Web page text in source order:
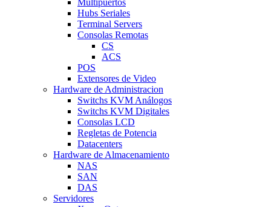
Multipuertos
Hubs Seriales
Terminal Servers
Consolas Remotas
CS
ACS
POS
Extensores de Video
Hardware de Administracion
Switchs KVM Análogos
Switchs KVM Digitales
Consolas LCD
Regletas de Potencia
Datacenters
Hardware de Almacenamiento
NAS
SAN
DAS
Servidores